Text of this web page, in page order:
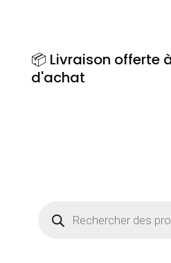
📦 Livraison offerte
d'achat
de
produits